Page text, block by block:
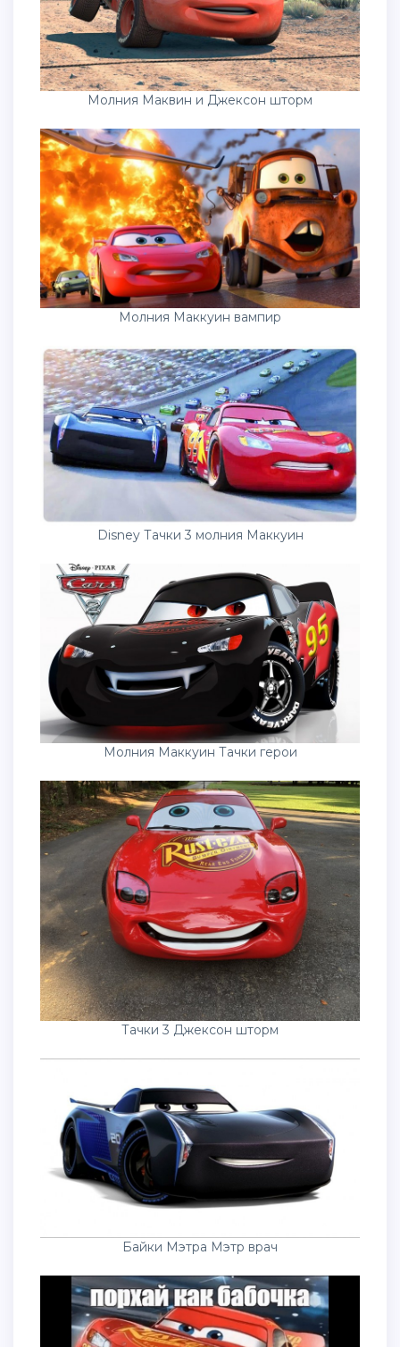
Молния Маквин и Джексон шторм
Молния Маккуин вампир
Disney Тачки 3 молния Маккуин
Молния Маккуин Тачки герои
Тачки 3 Джексон шторм
Байки Мэтра Мэтр врач